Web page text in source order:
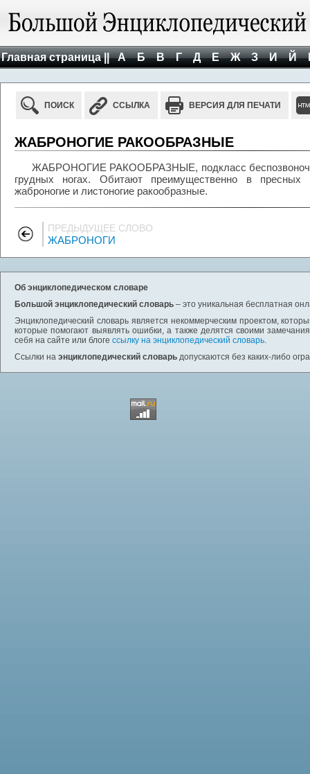
Главная страница || А Б В Г Д Е Ж З И Й
ПОИСК ССЫЛКА ВЕРСИЯ ДЛЯ ПЕЧАТИ
ЖАБРОНОГИЕ РАКООБРАЗНЫЕ
ЖАБРОНОГИЕ РАКООБРАЗНЫЕ, подкласс
грудных ногах. Обитают преимущественно в
жаброногие и листоногие ракообразные.
ПРЕДЫДУЩЕЕ СЛОВО
ЖАБРОНОГИ
Об энциклопедическом словаре
Большой энциклопедический словарь – это уникальная бесплатная
Энциклопедический словарь является некоммерческим проектом,
которые помогают выявлять ошибки, а также делятся своими
себя на сайте или блоге ссылку на энциклопедический словарь.
Ссылки на энциклопедический словарь допускаются без каких-либо